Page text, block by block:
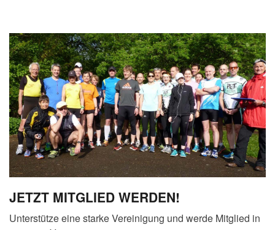
JETZT MITGLIED WERDEN!
Unterstütze eine starke Vereinigung und werde Mitglied in